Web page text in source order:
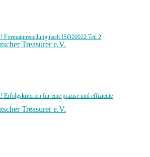
Formatumstellung nach ISO20022 Teil 2
Treasurer e.V.
Erfolgskriterien für eine präzise und effiziente
Treasurer e.V.